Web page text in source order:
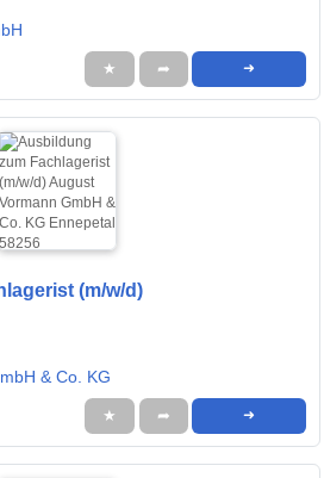
★ ➦ ➜
(m/w/d)
& Co. KG
★ ➦ ➜